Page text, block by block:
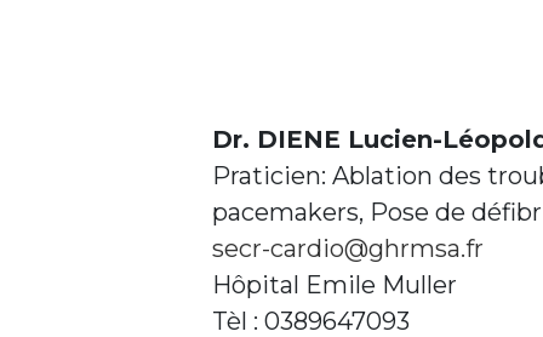
Dr. DIENE Lucien-
Praticien: Ablation des
pacemakers, Pose de
secr-cardio@ghrmsa.fr
Hôpital Emile Muller
Tèl : 0389647093